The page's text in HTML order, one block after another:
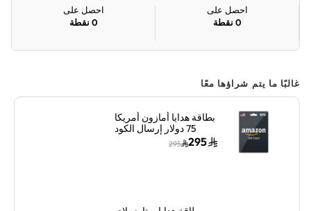
احصل على
0 نقطة
احصل على
0 نقطة
غالبًا ما يتم شراؤها معًا
بطاقة هدايا أمازون أمريكا
75 دولار إرسال الكود
الرقمي بالبريد الإلكتروني
295
295